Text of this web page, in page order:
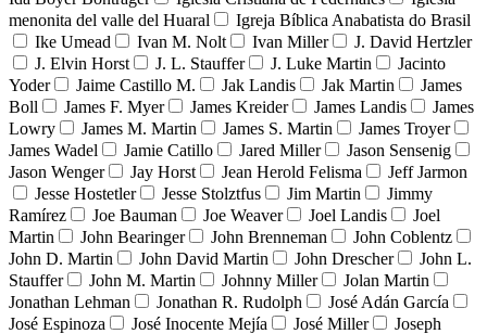
menonita del valle del Huaral
Igreja Bíblica Anabatista do Brasil
Ike Umead
Ivan M. Nolt Ivan Miller
J. David Hertzler
J. Elvin Horst
J. L. Stauffer J. Luke Martin
Jacinto
Yoder
Jaime Castillo M. Jak Landis Jak Martin
James
Boll
James F. Myer James Kreider James Landis
James
Lowry
James M. Martin James S. Martin
James Troyer
James Wadel
Jamie Catillo Jared Miller
Jason Sensenig
Jason Wenger
Jay Horst Jean Herold Felisma
Jeff Jarmon
Jesse Hostetler
Jesse Stolztfus Jim Martin
Jimmy
Ramírez
Joe Bauman Joe Weaver Joel Landis
Joel
Martin
John Bearinger John Brenneman
John Coblentz
John D. Martin
John David Martin John Drescher
John L.
Stauffer
John M. Martin Johnny Miller
Jolan Martin
Jonathan Lehman
Jonathan R. Rudolph
José Adán García
José Espinoza
José Inocente Mejía José Miller
Joseph